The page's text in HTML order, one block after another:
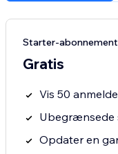
Starter-abonnement
Gratis
Vis 50
Ubegrænsede
Opdater en